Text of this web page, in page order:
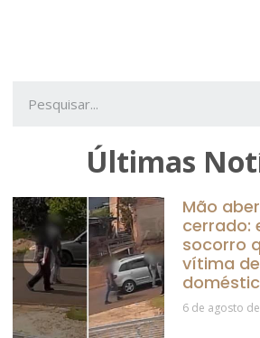
Últimas
Mão
cerrado:
socorro
vítima
6 de agosto